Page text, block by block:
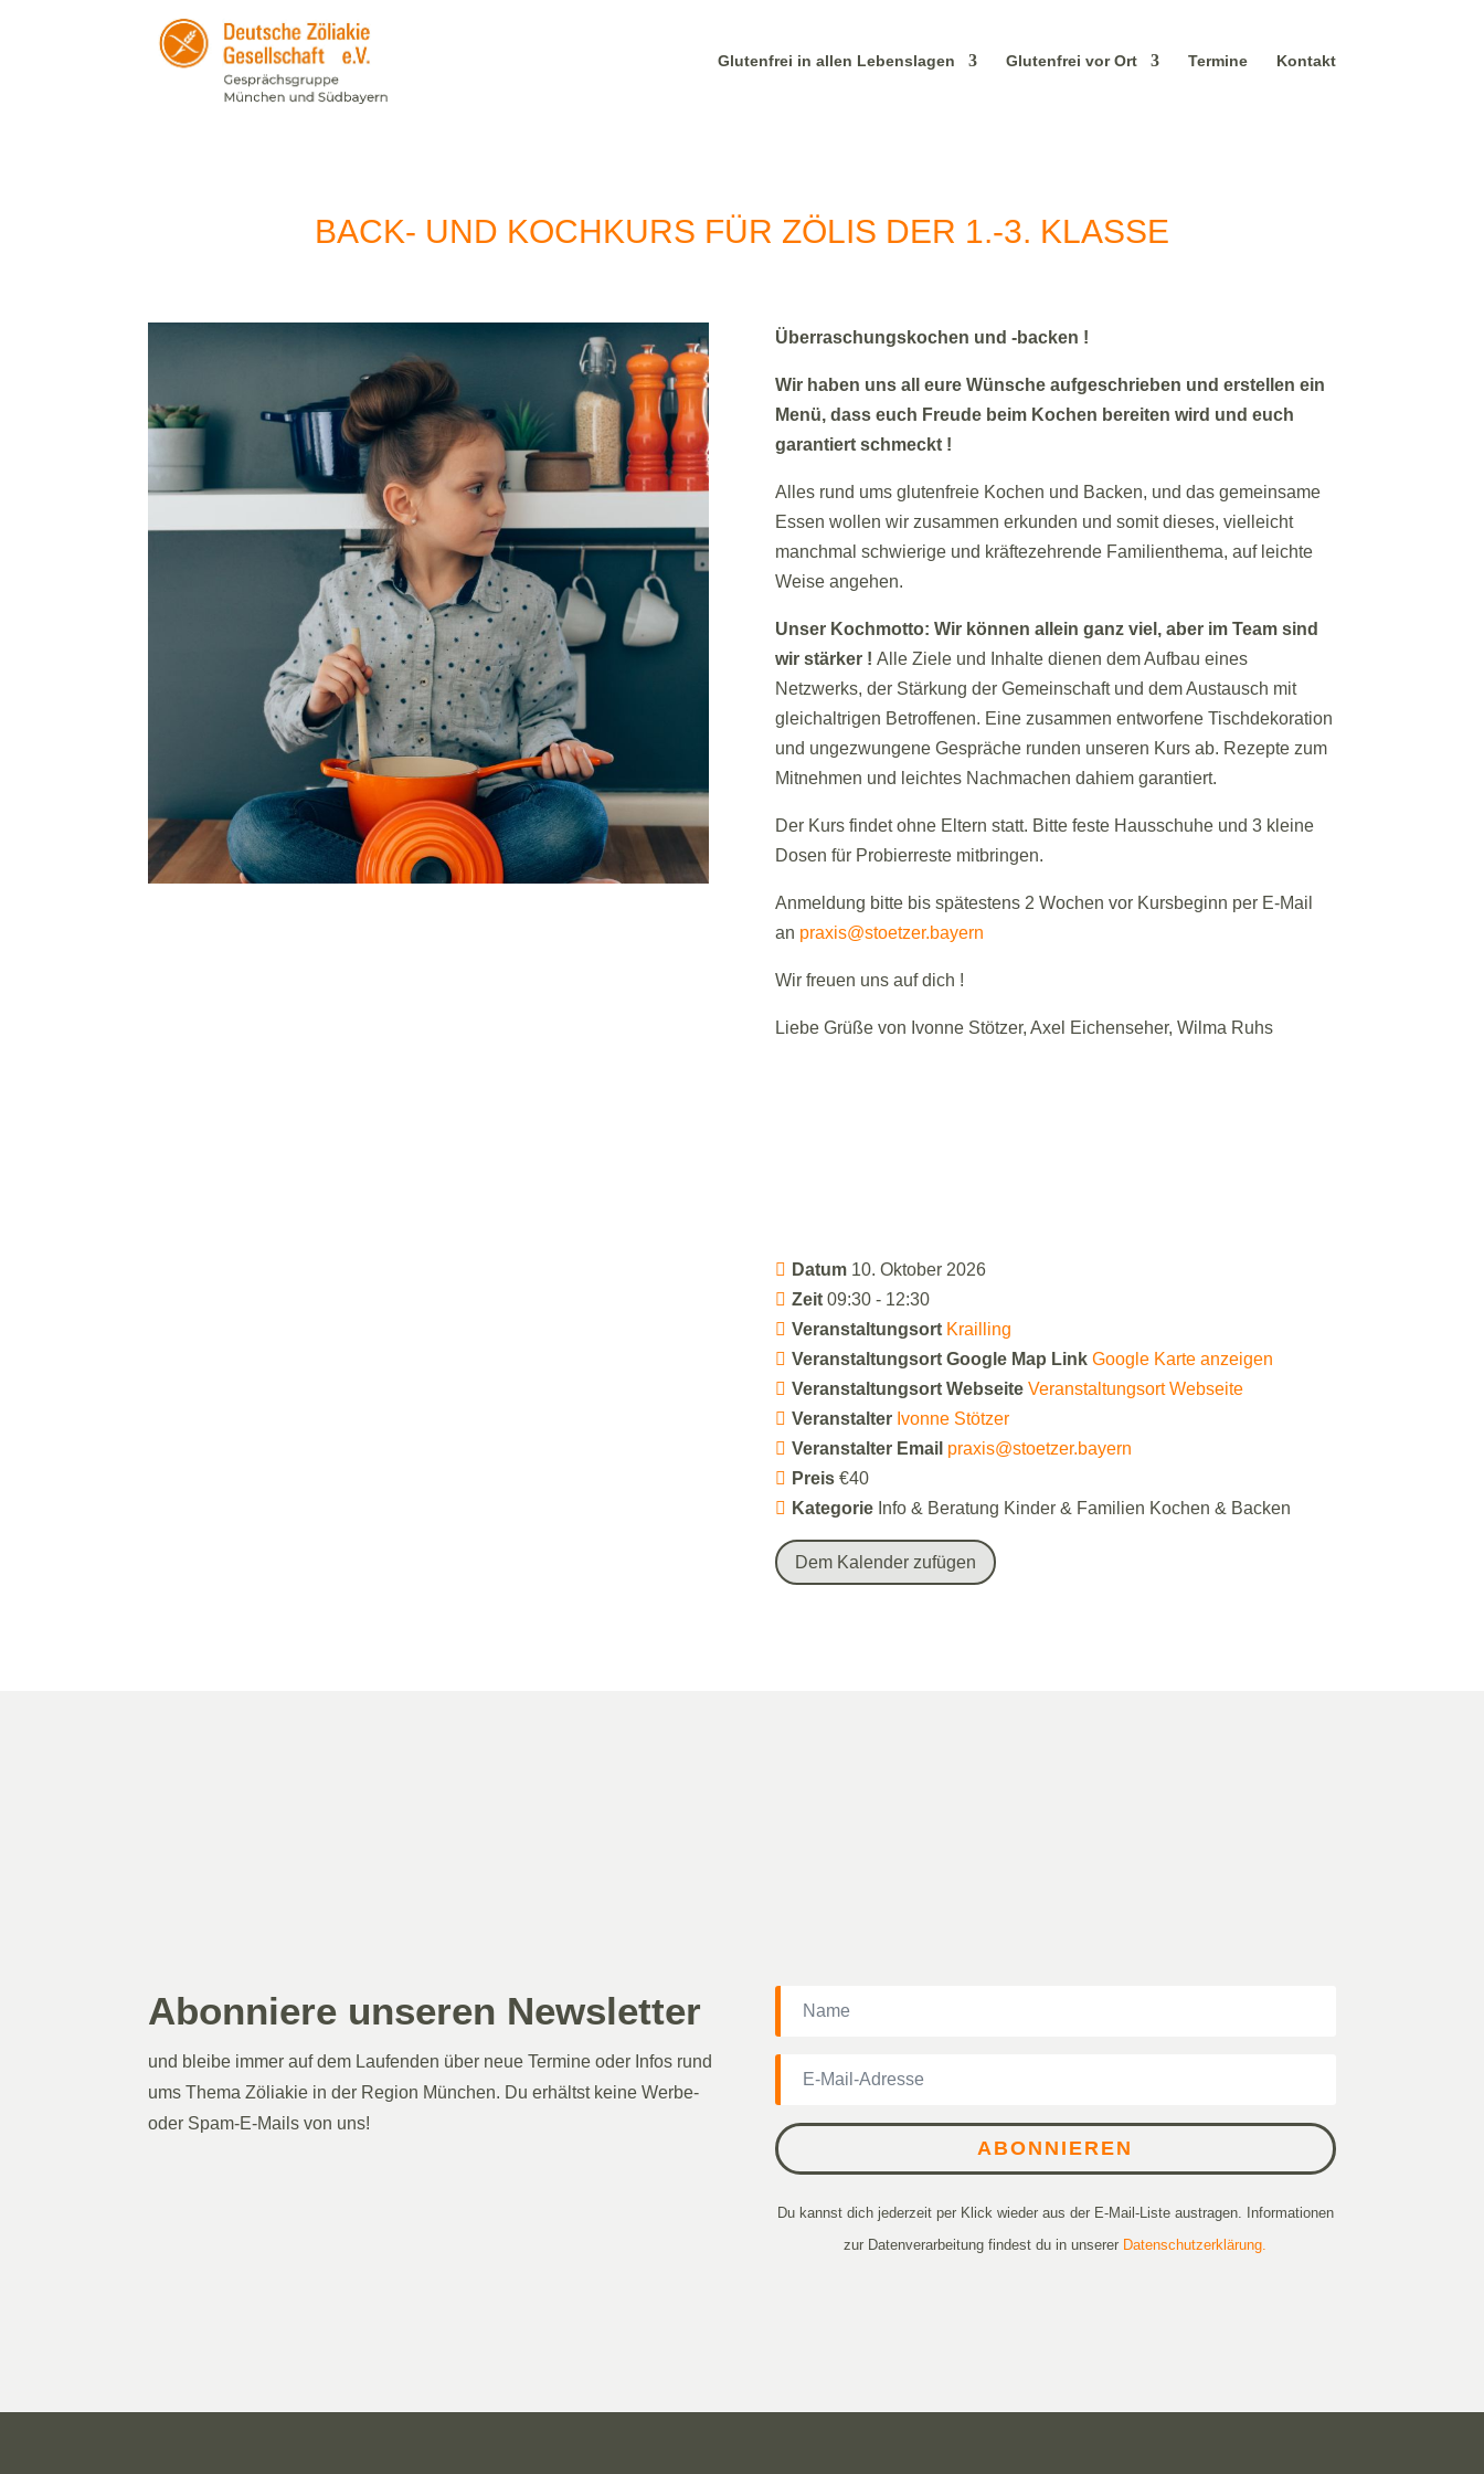
Glutenfrei in allen Lebenslagen Glutenfrei vor Ort Termine Kontakt
BACK- UND KOCHKURS FÜR ZÖLIS DER 1.-3. KLASSE
Überraschungskochen und -backen !
Wir haben uns all eure Wünsche aufgeschrieben und erstellen ein
Menü, dass euch Freude beim Kochen bereiten wird und euch
garantiert schmeckt !
Alles rund ums glutenfreie Kochen und Backen, und das gemeinsame
Essen wollen wir zusammen erkunden und somit dieses, vielleicht
manchmal schwierige und kräftezehrende Familienthema, auf leichte
Weise angehen.
Unser Kochmotto: Wir können allein ganz viel, aber im Team sind
wir stärker ! Alle Ziele und Inhalte dienen dem Aufbau eines
Netzwerks, der Stärkung der Gemeinschaft und dem Austausch mit
gleichaltrigen Betroffenen. Eine zusammen entworfene Tischdekoration
und ungezwungene Gespräche runden unseren Kurs ab. Rezepte zum
Mitnehmen und leichtes Nachmachen dahiem garantiert.
Der Kurs findet ohne Eltern statt. Bitte feste Hausschuhe und 3 kleine
Dosen für Probierreste mitbringen.
Anmeldung bitte bis spätestens 2 Wochen vor Kursbeginn per E-Mail
an praxis@stoetzer.bayern
Wir freuen uns auf dich !
Liebe Grüße von Ivonne Stötzer, Axel Eichenseher, Wilma Ruhs
Datum 10. Oktober 2026
Zeit 09:30 - 12:30
Veranstaltungsort Krailling
Veranstaltungsort Google Map Link Google Karte anzeigen
Veranstaltungsort Webseite Veranstaltungsort Webseite
Veranstalter Ivonne Stötzer
Veranstalter Email praxis@stoetzer.bayern
Preis €40
Kategorie Info & Beratung Kinder & Familien Kochen & Backen
Dem Kalender zufügen
Abonniere unseren Newsletter
und bleibe immer auf dem Laufenden über neue Termine oder Infos rund
ums Thema Zöliakie in der Region München. Du erhältst keine Werbe-
oder Spam-E-Mails von uns!
ABONNIEREN
Du kannst dich jederzeit per Klick wieder aus der E-Mail-Liste austragen. Informationen
zur Datenverarbeitung findest du in unserer Datenschutzerklärung.